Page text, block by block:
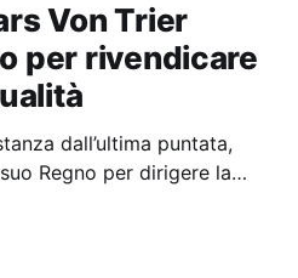
Von Trier
per rivendicare
dall’ultima puntata,
Regno per dirigere la